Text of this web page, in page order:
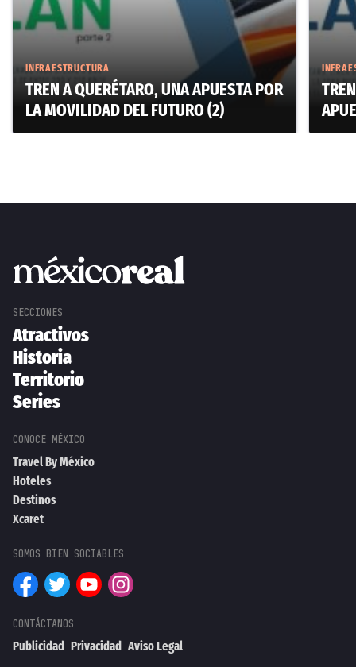
INFRAESTRUCTURA
TREN A QUERÉTARO, UNA APUESTA POR
LA MOVILIDAD DEL FUTURO (2)
Atractivos
Historia
Territorio
Series
Travel By México
Hoteles
Destinos
Xcaret
Publicidad Privacidad Aviso Legal